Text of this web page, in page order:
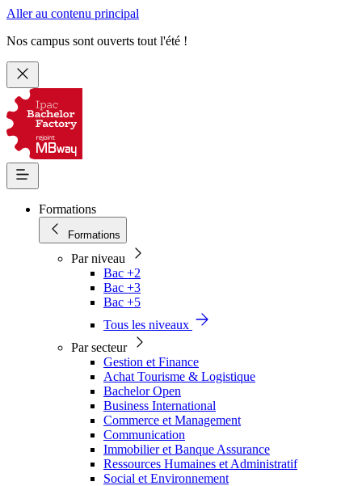
Aller au contenu principal
Nos campus sont ouverts tout l'été !
Formations
Formations
Par niveau
Bac +2
Bac +3
Bac +5
Tous les niveaux
Par secteur
Gestion et Finance
Achat Tourisme & Logistique
Bachelor Open
Business International
Commerce et Management
Communication
Immobilier et Banque Assurance
Ressources Humaines et Administratif
Social et Environnement